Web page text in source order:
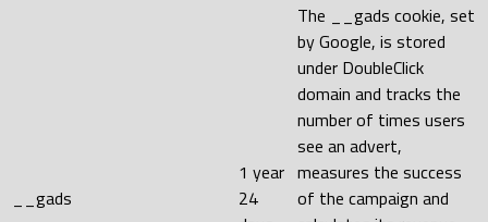
__gads
1 year
24
The __gads cookie, set
by Google, is stored
under DoubleClick
domain and tracks the
number of times users
see an advert,
measures the success
of the campaign and